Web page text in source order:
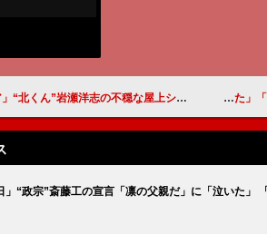
志の不穏な屋上シーンに反響 「“京子”加藤千尋は、秘密を知っているの？」
」“政宗”斎藤工の宣言「凛の父親だ」に「泣いた」